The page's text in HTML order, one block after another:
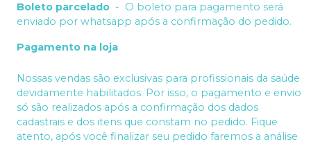
Boleto parcelado - O boleto para pagamento será
enviado por whatsapp após a confirmação do pedido.
Pagamento na loja
Nossas vendas são exclusivas para profissionais da saúde
devidamente habilitados. Por isso, o pagamento e envio
só são realizados após a confirmação dos dados
cadastrais e dos itens que constam no pedido. Fique
atento, após você finalizar seu pedido faremos a análise